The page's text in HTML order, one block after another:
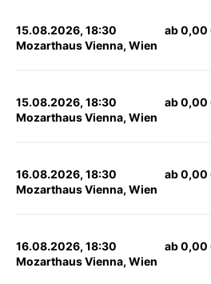
15.08.2026, 18:30
Mozarthaus Vienna, Wien
ab 0,00
15.08.2026, 18:30
Mozarthaus Vienna, Wien
ab 0,00
16.08.2026, 18:30
Mozarthaus Vienna, Wien
ab 0,00
16.08.2026, 18:30
Mozarthaus Vienna, Wien
ab 0,00